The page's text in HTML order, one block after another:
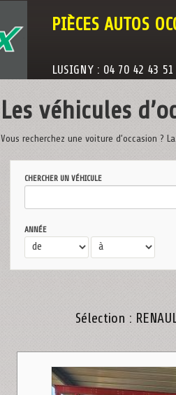
PIÈCES AUTOS
LUSIGNY : 04 70 42 43
Les véhicules
Vous recherchez une voiture d’occasion ?
CHERCHER UN VÉHICULE
ANNÉE
Sélection :